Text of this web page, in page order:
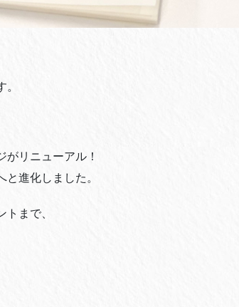
リニューアル！
進化しました。
まで、